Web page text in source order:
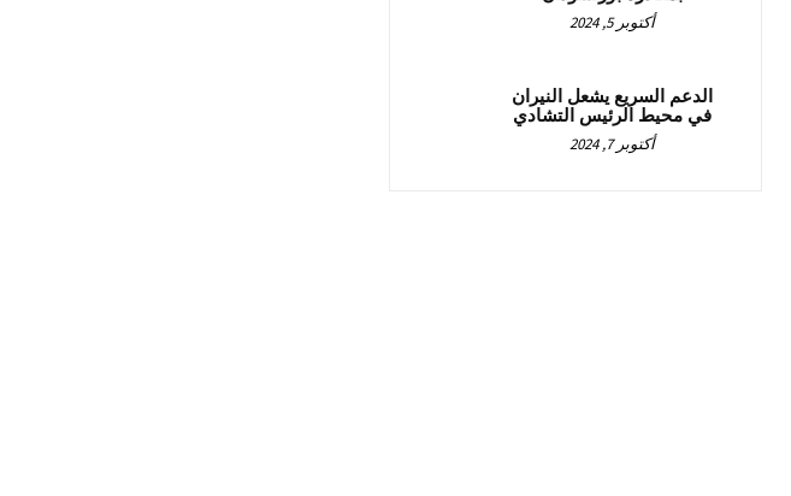
أكتوبر 5, 2024
الدعم السريع يشعل النيران
في محيط الرئيس التشادي
أكتوبر 7, 2024